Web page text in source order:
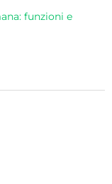
funzioni e